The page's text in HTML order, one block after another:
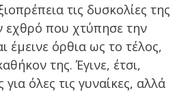
τις δυσκολίες της
εχθρό που χτύπησε την
έμεινε όρθια ως το τέλος,
της. Έγινε, έτσι,
όλες τις γυναίκες, αλλά